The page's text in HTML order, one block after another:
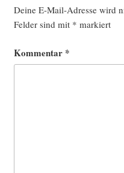
Deine E-Mail-Adresse wird
Felder sind mit * markiert
Kommentar *